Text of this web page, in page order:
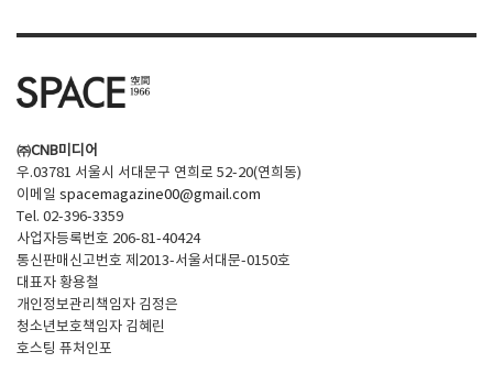
㈜CNB미디어
우.03781 서울시 서대문구 연희로 52-20(연희동)
이메일 spacemagazine00@gmail.com
Tel. 02-396-3359
사업자등록번호 206-81-40424
통신판매신고번호 제2013-서울서대문-0150호
대표자 황용철
개인정보관리책임자 김정은
청소년보호책임자 김혜린
호스팅 퓨처인포